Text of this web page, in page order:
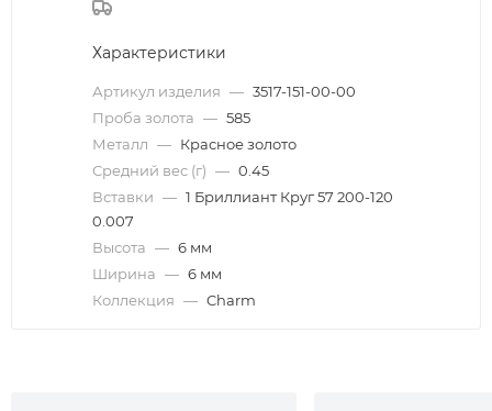
Характеристики
Артикул изделия — 3517-151-00-00
Проба золота — 585
Металл — Красное золото
Средний вес (г) — 0.45
Вставки — 1 Бриллиант Круг 57 200-120
0.007
Высота — 6 мм
Ширина — 6 мм
Коллекция — Charm